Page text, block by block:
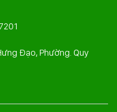
Đạo, Phường. Quy